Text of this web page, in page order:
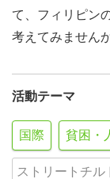
て、フィリピン
考えてみませんか
活動テーマ
国際 貧困・
ストリートチル